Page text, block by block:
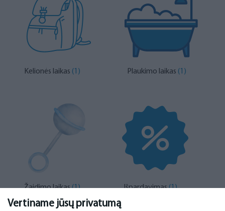
Vertiname jūsų privatumą
Kelionės laikas (1) Plaukimo laikas (1)
Žaidimo laikas(1) Išpardavimas(1)